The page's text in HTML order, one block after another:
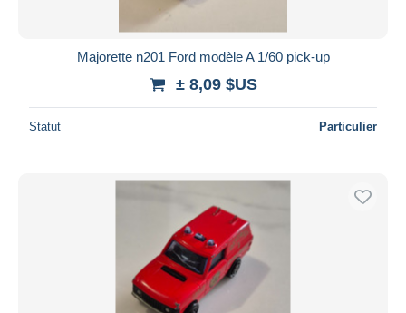
Majorette n201 Ford modèle A 1/60 pick-up
± 8,09 $US
Statut Particulier